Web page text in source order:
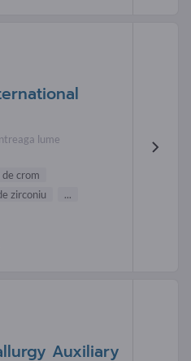
lume
crom
zirconiu ...
Auxiliary